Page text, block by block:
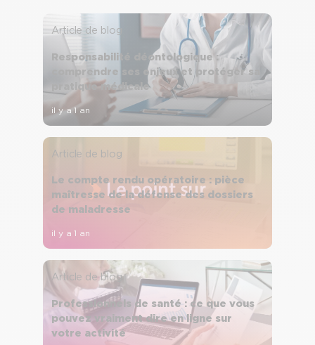
Article de blog
Responsabilité déontologique :
comprendre ses enjeux et protéger sa
pratique médicale
il y a 1 an
Article de blog
Le compte rendu opératoire : pièce
maîtresse de la défense des dossiers
de maladresse
il y a 1 an
Article de blog
Professionnels de santé : ce que vous
pouvez vraiment dire en ligne sur
votre activité